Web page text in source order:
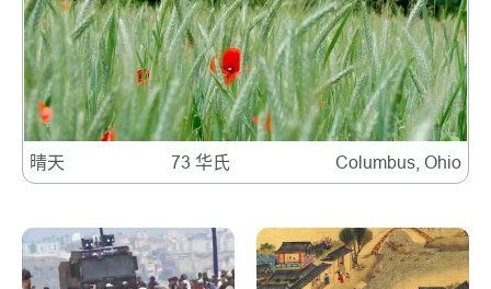
晴天 73 华氏 Columbus, Ohio